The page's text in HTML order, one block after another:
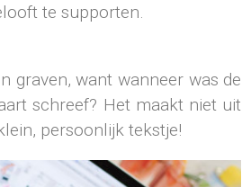
te supporten.
graven, want wanneer was de
schreef? Het maakt niet uit
persoonlijk tekstje!